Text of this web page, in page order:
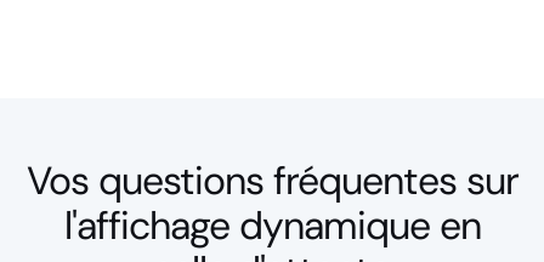
Vos questions fréquentes sur
l'affichage dynamique en